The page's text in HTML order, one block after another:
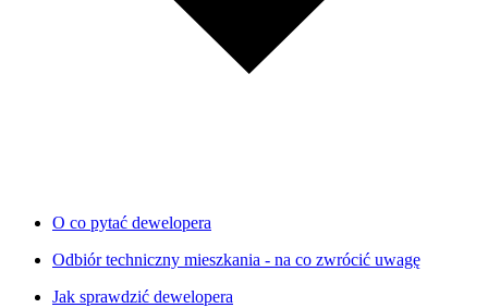
O co pytać dewelopera
Odbiór techniczny mieszkania - na co zwrócić uwagę
Jak sprawdzić dewelopera